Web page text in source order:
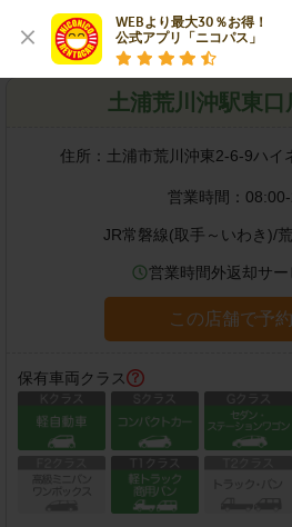
WEBより最大30％お得！
公式アプリ「ニコパス」
土浦荒川沖駅東口
住所： 土浦市荒川沖東2-6-9ハイ
営業時間：
JR常磐線(取手～いわき)/
営業時間外返却サ
この店舗で予
保有車両クラス